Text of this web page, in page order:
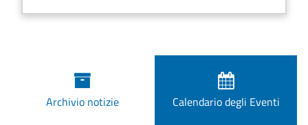
Archivio notizie Calendario degli Eventi